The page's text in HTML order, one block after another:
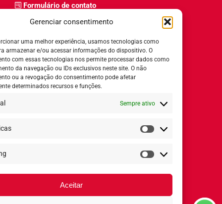
Gerenciar consentimento
uma melhor experiência, usamos tecnologias como
armazenar e/ou acessar informações do dispositivo. O
com essas tecnologias nos permite processar dados como
da navegação ou IDs exclusivos neste site. O não
ou a revogação do consentimento pode afetar
determinados recursos e funções.
Sempre ativo
Estatísticas
Marketing
Aceitar
Formulário de contato
Relatório de igualdade salarial
Horário de Atendimento:
8h ás 18h